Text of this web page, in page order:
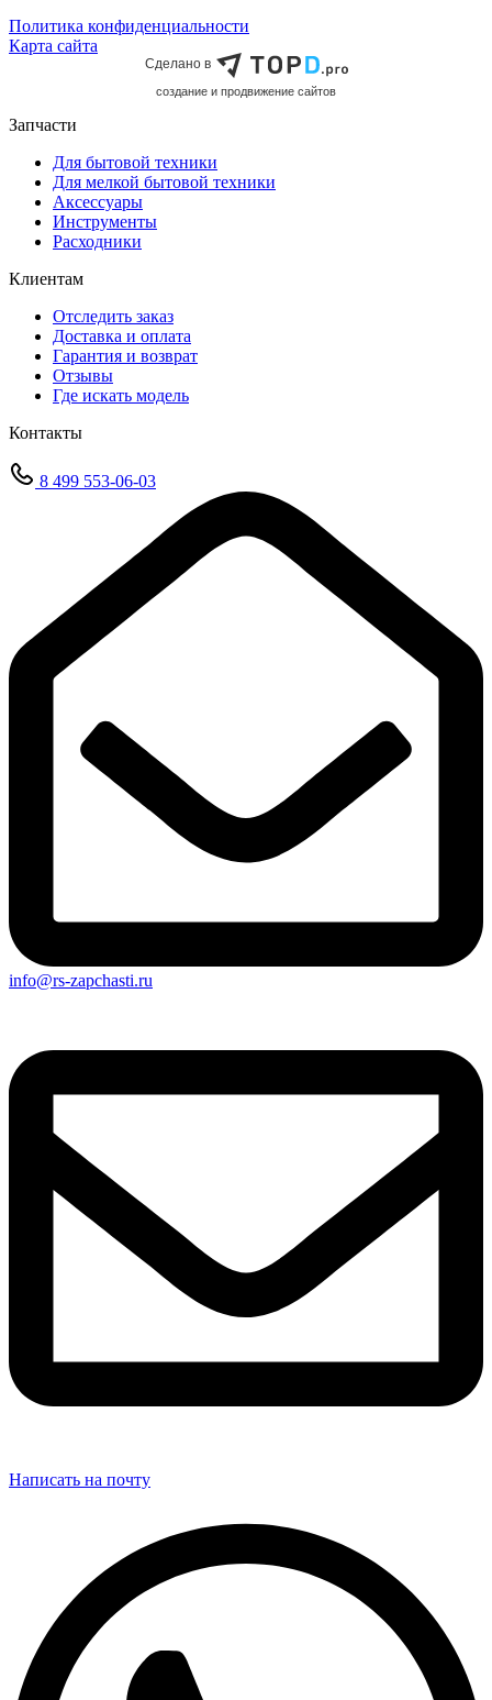
Политика конфиденциальности
Карта сайта
Сделано в
cоздание и продвижение сайтов
Запчасти
Для бытовой техники
Для мелкой бытовой техники
Аксессуары
Инструменты
Расходники
Клиентам
Отследить заказ
Доставка и оплата
Гарантия и возврат
Отзывы
Где искать модель
Контакты
8 499 553-06-03
info@rs-zapchasti.ru
Написать на почту